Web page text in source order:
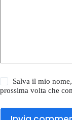
Salva il mio
prossima volta che